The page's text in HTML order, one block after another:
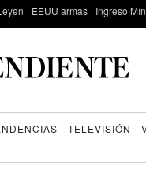
EEUU armas Ingreso
TELEVISIÓN